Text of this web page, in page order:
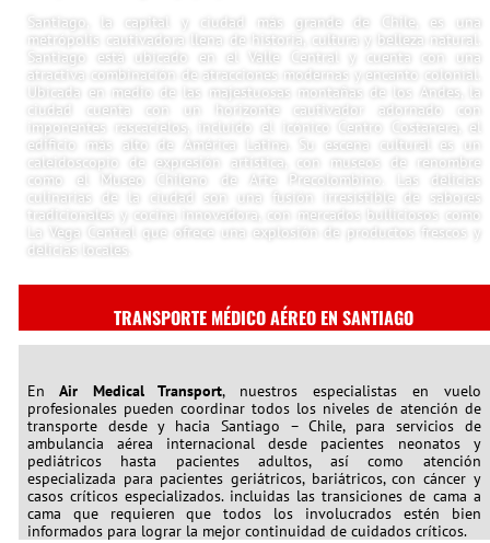
Santiago, la capital y ciudad más grande de Chile, es una
metrópolis cautivadora llena de historia, cultura y belleza natural.
Santiago está ubicado en el Valle Central y cuenta con una
atractiva combinación de atracciones modernas y encanto colonial.
Ubicada en medio de las majestuosas montañas de los Andes, la
ciudad cuenta con un horizonte cautivador adornado con
imponentes rascacielos, incluido el icónico Centro Costanera, el
edificio más alto de América Latina. Su escena cultural es un
caleidoscopio de expresión artística, con museos de renombre
como el Museo Chileno de Arte Precolombino. Las delicias
culinarias de la ciudad son una fusión irresistible de sabores
tradicionales y cocina innovadora, con mercados bulliciosos como
La Vega Central que ofrece una explosión de productos frescos y
delicias locales.
TRANSPORTE MÉDICO AÉREO EN SANTIAGO
En Air Medical Transport, nuestros especialistas en vuelo
profesionales pueden coordinar todos los niveles de atención de
transporte desde y hacia Santiago – Chile, para servicios de
ambulancia aérea internacional desde pacientes neonatos y
pediátricos hasta pacientes adultos, así como atención
especializada para pacientes geriátricos, bariátricos, con cáncer y
casos críticos especializados. incluidas las transiciones de cama a
cama que requieren que todos los involucrados estén bien
informados para lograr la mejor continuidad de cuidados críticos.